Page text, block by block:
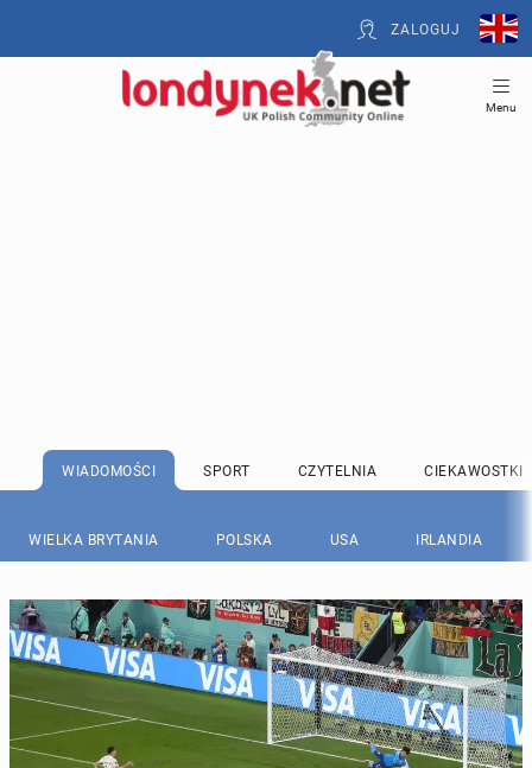
ZALOGUJ
Menu
WIADOMOŚCI SPORT CZYTELNIA CIEKAWOSTKI
WIELKA BRYTANIA POLSKA USA IRLANDIA